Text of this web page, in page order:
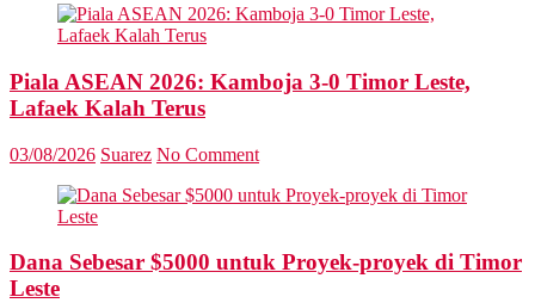
Piala ASEAN 2026: Kamboja 3-0 Timor Leste,
Lafaek Kalah Terus
03/08/2026 Suarez No Comment
Dana Sebesar $5000 untuk Proyek-proyek di Timor
Leste